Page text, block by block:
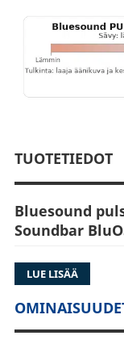
TUOTETIEDOT
Bluesound
Soundbar
Bluesound
kaiuttimen
äänen
LUE LISÄÄ